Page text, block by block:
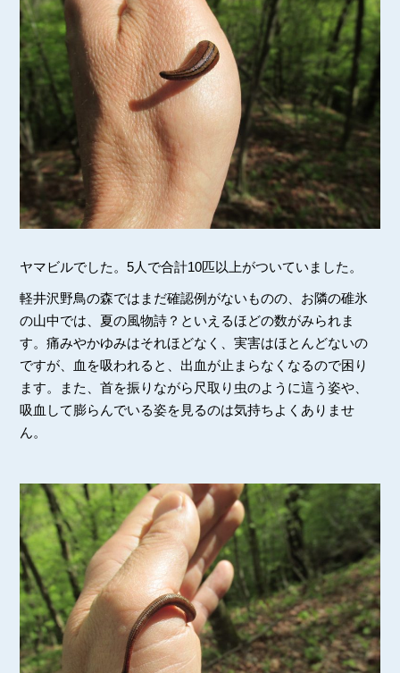
ヤマビルでした。5人で合計10匹以上がついていました。
軽井沢野鳥の森ではまだ確認例がないものの、お隣の碓氷
の山中では、夏の風物詩？といえるほどの数がみられま
す。痛みやかゆみはそれほどなく、実害はほとんどないの
ですが、血を吸われると、出血が止まらなくなるので困り
ます。また、首を振りながら尺取り虫のように這う姿や、
吸血して膨らんでいる姿を見るのは気持ちよくありませ
ん。